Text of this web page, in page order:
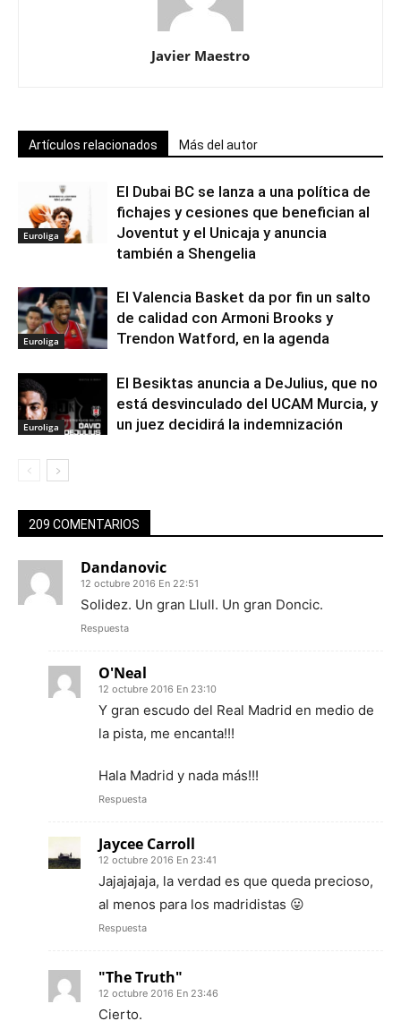
Javier Maestro
Artículos relacionados Más del autor
Euroliga
El Dubai BC se lanza a una política de
fichajes y cesiones que benefician al
Joventut y el Unicaja y anuncia
también a Shengelia
Euroliga
El Valencia Basket da por fin un salto
de calidad con Armoni Brooks y
Trendon Watford, en la agenda
Euroliga
El Besiktas anuncia a DeJulius, que no
está desvinculado del UCAM Murcia, y
un juez decidirá la indemnización
209 COMENTARIOS
Dandanovic
12 octubre 2016 En 22:51
Solidez. Un gran Llull. Un gran Doncic.
Respuesta
O'Neal
12 octubre 2016 En 23:10
Y gran escudo del Real Madrid en medio de
la pista, me encanta!!!
Hala Madrid y nada más!!!
Respuesta
Jaycee Carroll
12 octubre 2016 En 23:41
Jajajajaja, la verdad es que queda precioso,
al menos para los madridistas 😛
Respuesta
"The Truth"
12 octubre 2016 En 23:46
Cierto.